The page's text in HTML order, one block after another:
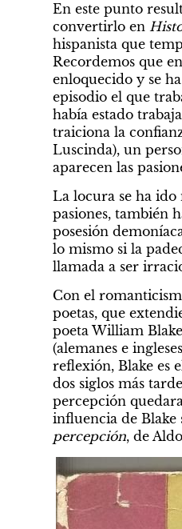
En este punto
convertirlo en
hispanista que
Recordemos que en
enloquecido y se
episodio el que
había estado
traiciona la
Luscinda), un
aparecen las
La locura se ha
pasiones, también
posesión
lo mismo si la
llamada a ser
Con el
poetas, que
poeta William
(alemanes e
reflexión, Blake es
dos siglos más
percepción
influencia de Blake
percepción, de